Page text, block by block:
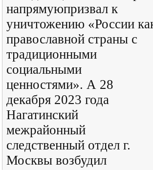
напрямуюпризвал к
уничтожению «России
православной страны с
традиционными
социальными
ценностями». А 28
декабря 2023 года
Нагатинский
межрайонный
следственный отдел г.
Москвы возбудил